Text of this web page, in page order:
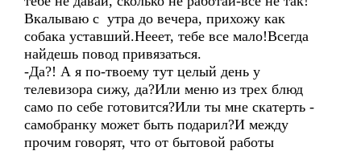
Вкалываю с утра до вечера, прихожу как
собака уставший.Нееет, тебе все мало!Всегда
найдешь повод привязаться.
-Да?! А я по-твоему тут целый день у
телевизора сижу, да?Или меню из трех блюд
само по себе готовится?Или ты мне скатерть -
самобранку может быть подарил?И между
прочим говорят, что от бытовой работы